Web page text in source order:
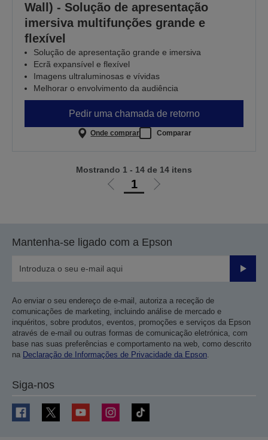
Wall) - Solução de apresentação
imersiva multifunções grande e
flexível
Solução de apresentação grande e imersiva
Ecrã expansível e flexível
Imagens ultraluminosas e vívidas
Melhorar o envolvimento da audiência
Pedir uma chamada de retorno
Onde comprar Comparar
Ir
anterior
1
Ir
página
Mostrando 1 - 14 de 14 itens
Mantenha-se ligado com a Epson
Enviar
Ao enviar o seu endereço de e-mail, autoriza a receção de
comunicações de marketing, incluindo análise de mercado e
inquéritos, sobre produtos, eventos, promoções e serviços da Epson
através de e-mail ou outras formas de comunicação eletrónica, com
base nas suas preferências e comportamento na web, como descrito
na Declaração de Informações de Privacidade da Epson.
Siga-nos